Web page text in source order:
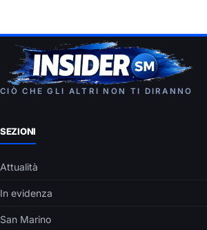
CIÒ CHE GLI ALTRI NON TI DIRANNO
SEZIONI
Attualità
In evidenza
San Marino